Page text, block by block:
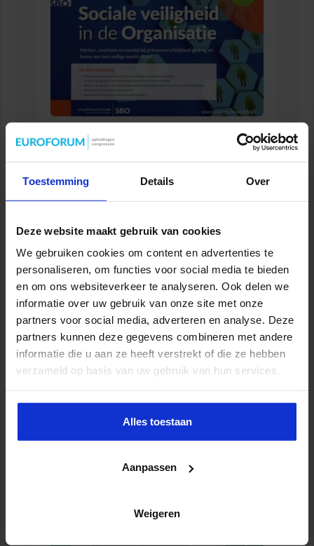
Toestemming Details Over
Deze website maakt gebruik van cookies
We gebruiken cookies om content en advertenties te
personaliseren, om functies voor social media te bieden
en om ons websiteverkeer te analyseren. Ook delen we
informatie over uw gebruik van onze site met onze
partners voor social media, adverteren en analyse. Deze
partners kunnen deze gegevens combineren met andere
informatie die u aan ze heeft verstrekt of die ze hebben
verzameld op basis van uw gebruik van hun services.
Alles toestaan
Aanpassen
Weigeren
Opleiding Sociale Veiligheid in de Organisatie
Opleiding Adviseur zorg en veiligheid